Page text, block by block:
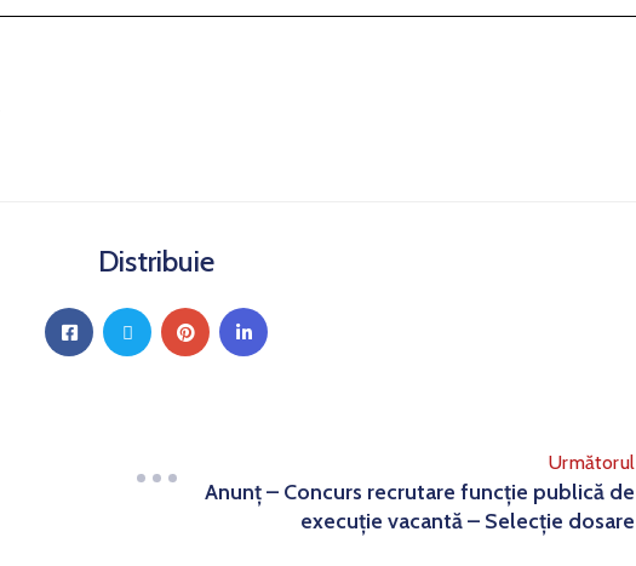
Distribuie
Următorul
Anunț – Concurs recrutare funcție publică de
execuție vacantă – Selecție dosare